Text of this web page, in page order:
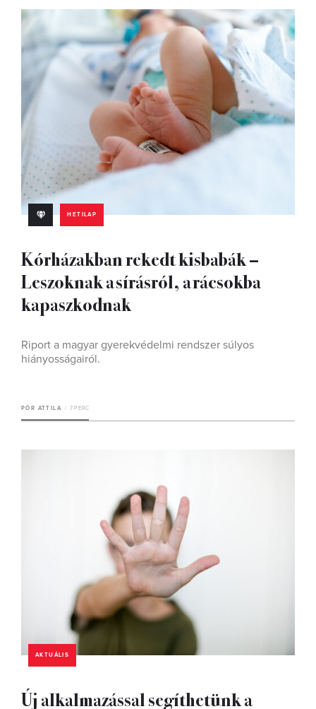
HETILAP
Kórházakban rekedt kisbabák –
Leszoknak a sírásról, a rácsokba
kapaszkodnak
Riport a magyar gyerekvédelmi rendszer súlyos
hiányosságairól.
PÓR ATTILA 7 PERC
AKTUÁLIS
Új alkalmazással segíthetünk a